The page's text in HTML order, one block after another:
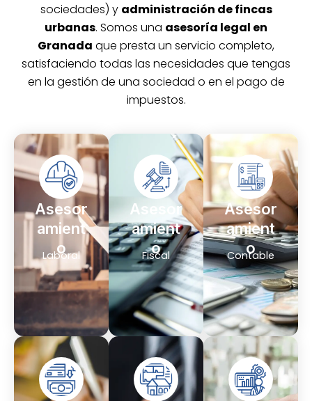
sociedades) y administración de fincas
urbanas. Somos una asesoría legal en
Granada que presta un servicio completo,
satisfaciendo todas las necesidades que tengas
en la gestión de una sociedad o en el pago de
impuestos.
Asesor
amient
o
Laboral
Asesor
amient
o
Fiscal
Asesor
amient
o
Contable